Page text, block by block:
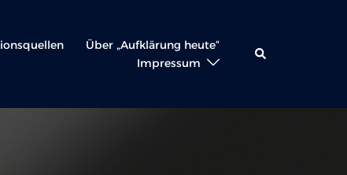
Über „Aufklärung heute“
Impressum
Suche